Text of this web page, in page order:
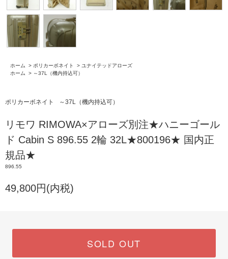
ホーム > ポリカーボネイト > ユナイテッドアローズ
ホーム
> ～37L（機内持込可）
ポリカーボネイト ～37L（機内持込可）
リモワ RIMOWA×アローズ別注★ハニーゴール
ド Cabin S 896.55 2輪 32L★800196★ 国内正
規品★
896.55
49,800円(内税)
SOLD OUT